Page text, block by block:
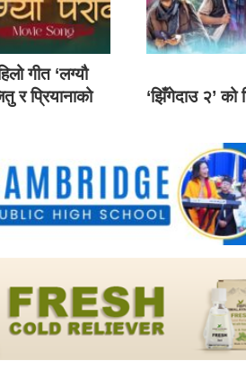
गीत ‘लग्यौ
र प्रियानाको
‘झिँगेदाउ २’ को